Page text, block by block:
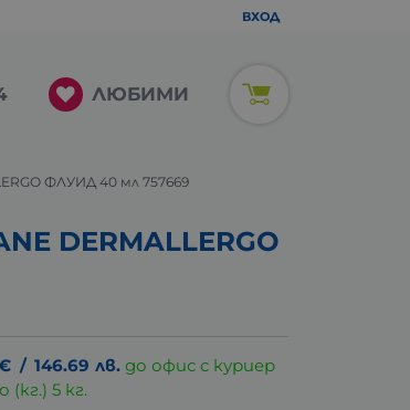
ВХОД
ЛЮБИМИ
ФЛУИД 40 мл 757669
DERMALLERGO
/ 146.69 лв. до офис с куриер
5 кг.